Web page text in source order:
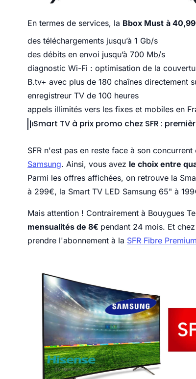
En termes de services, la Bbox Must à
des téléchargements jusqu’à 1 Gb/s
des débits en envoi jusqu’à 700 Mb/s
diagnostic Wi-Fi : optimisation de la
B.tv+ avec plus de 180 chaînes directement
enregistreur TV de 100 heures
appels illimités vers les fixes et mobiles en
Smart TV à prix promo chez SFR :
SFR n'est pas en reste face à son
Samsung. Ainsi, vous avez le choix entre
Parmi les offres affichées, on retrouve la
à 299€, la Smart TV LED Samsung 65" à
Mais attention ! Contrairement à Bouygues
mensualités de 8€ pendant 24 mois. Et
prendre l'abonnement à la SFR Fibre